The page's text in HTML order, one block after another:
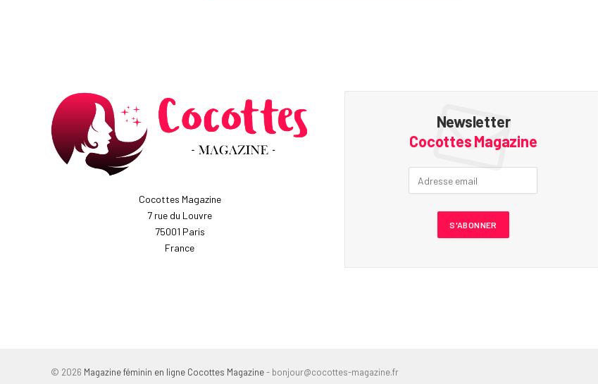
Cocottes Magazine
7 rue du Louvre
75001 Paris
France
Newsletter
Cocottes Magazine
© 2026 Magazine féminin en ligne Cocottes Magazine- bonjour@cocottes-magazine.fr